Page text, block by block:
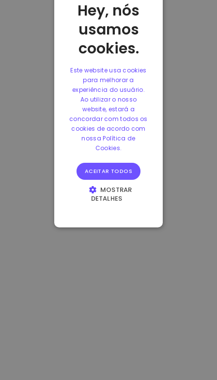
Hey, nós
usamos
cookies.
Este website usa cookies
para melhorar a
experiência do usuário.
Ao utilizar o nosso
website, estará a
concordar com todos os
cookies de acordo com
nossa Política de
Cookies.
ACEITAR TODOS
MOSTRAR
DETALHES